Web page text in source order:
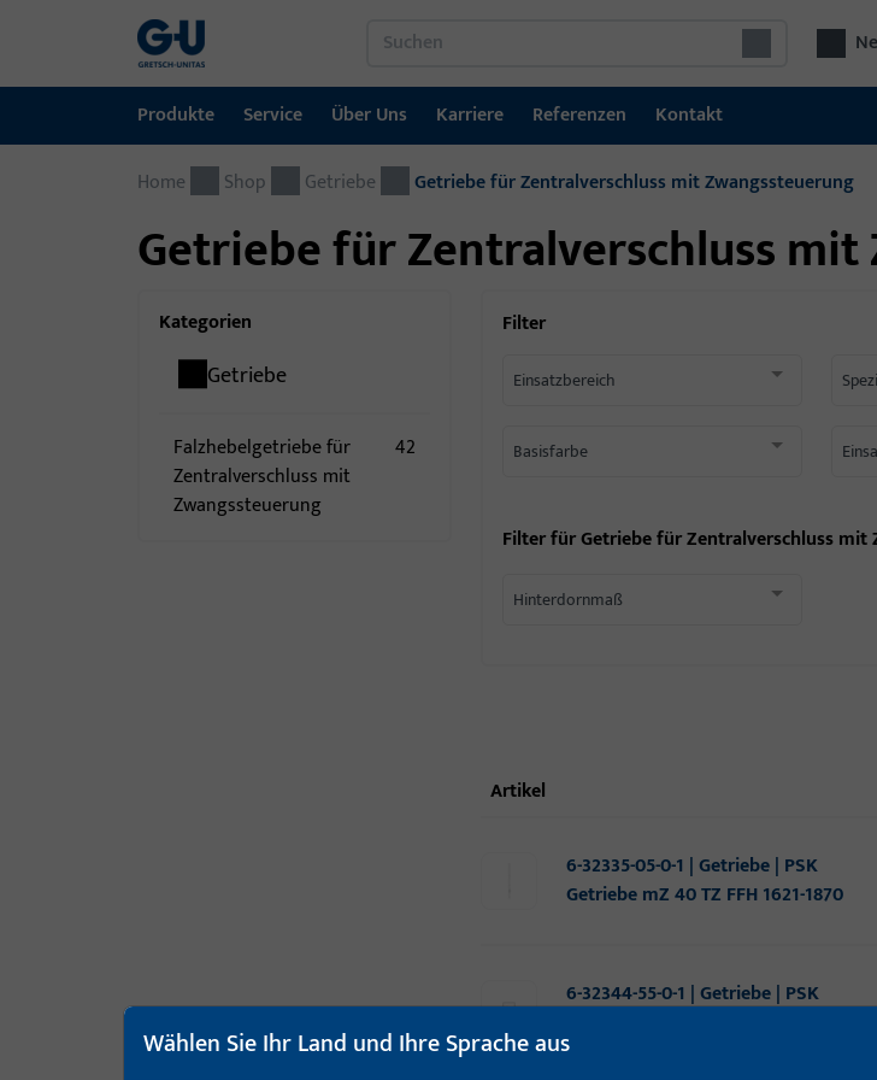
Produkte
Produkte
Fenstertechnik
Automatische Eingangsysteme
Montagematerial
Service
Service
Downloadportal
Über Uns
Über Uns
GU-Gruppe weltweit
Karriere
Karriere
Jobportal
Referenzen
Referenzen
Kontakt
Kontakt
Home Shop Getriebe Getriebe für Zentralverschluss mit Zwangssteuerung
Getriebe für Zentralverschluss
Kategorien
Getriebe
Falzhebelgetriebe für
Zentralverschluss mit
Zwangssteuerung
42
Filter
Einsatzbereich
Basisfarbe
Filter fürGetriebe für Zentralverschluss mit
Hinterdornmaß
Artikel
6-32335-05-0-1 | Getriebe | PSK
Getriebe mZ 40 TZ FFH 1621-1870
6-32344-55-0-1 | Getriebe | PSK
Wählen Sie Ihr Land und Ihre Sprache aus